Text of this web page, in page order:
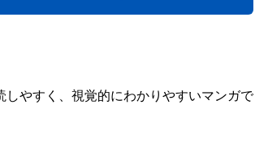
やすく、視覚的にわかりやすいマンガで